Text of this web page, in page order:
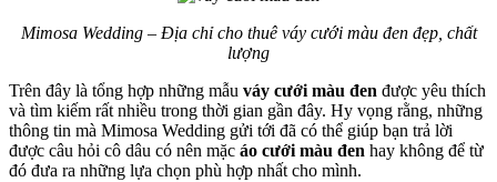
Mimosa Wedding – Địa chỉ cho thuê váy cưới màu đen đẹp, chất
lượng
Trên đây là tổng hợp những mẫu váy cưới màu đen được yêu thích
và tìm kiếm rất nhiều trong thời gian gần đây. Hy vọng rằng, những
thông tin mà Mimosa Wedding gửi tới đã có thể giúp bạn trả lời
được câu hỏi cô dâu có nên mặc áo cưới màu đen hay không để từ
đó đưa ra những lựa chọn phù hợp nhất cho mình.